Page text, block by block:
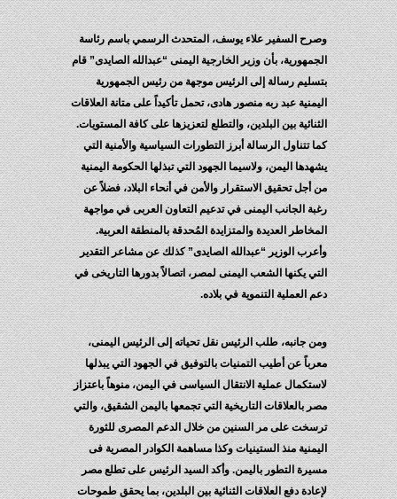
وصرح السفير علاء يوسف، المتحدث الرسمي باسم رئاسة
الجمهورية، بأن وزير الخارجية اليمنى “عبدالله الصايدى” قام
بتسليم رسالة إلى الرئيس موجهة من رئيس الجمهورية
اليمنية عبد ربه منصور هادى، تحمل تأكيداً على متانة العلاقات
الثنائية بين البلدين، والتطلع لتعزيزها على كافة المستويات.
كما تتناول الرسالة أبرز التطورات السياسية والأمنية التي
يشهدها اليمن، ولاسيما الجهود التي تبذلها الحكومة اليمنية
من أجل تحقيق الاستقرار والأمن في أنحاء البلاد، فضلاً عن
رغبة الجانب اليمنى في تدعيم التعاون العربى في مواجهة
المخاطر العديدة والمتزايدة المُحدقة بالمنطقة العربية.
وأعرب الوزير “عبدالله الصايدى” كذلك عن مشاعر التقدير
التي يكنها الشعب اليمنى لمصر، اتصالاً بدورها التاريخى في
دعم العملية التنموية في بلاده.
ومن جانبه، طلب الرئيس نقل تحياته إلى الرئيس اليمنى،
معرباً عن أطيب التمنيات بالتوفيق في الجهود التي يبذلها
لاستكمال عملية الانتقال السياسى في اليمن، منوهاً باعتزاز
مصر بالعلاقات التاريخية التي تجمعها باليمن الشقيق، والتي
ترسخت على مر السنين من خلال الدعم المصرى للثورة
اليمنية منذ الستينيات وكذا مساهمة الكوادر المصرية فى
مسيرة التطور باليمن. وأكد السيد الرئيس على تطلع مصر
لإعادة دفع العلاقات الثنائية بين البلدين، بما يحقق طموحات